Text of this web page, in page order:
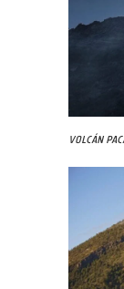
Volcán